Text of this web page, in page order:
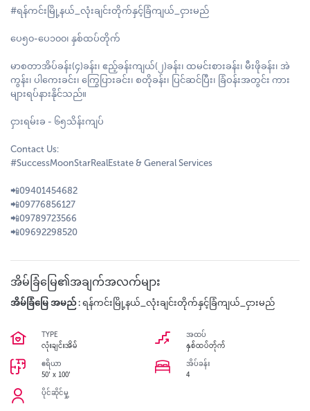
#ရန်ကင်းမြို့နယ်_လုံးချင်းတိုက်နှင့်ခြံကျယ်_ငှားမည်
ပေ၅၀-ပေ၁၀၀၊ နှစ်ထပ်တိုက်
မာစတာအိပ်ခန်း(၄)ခန်း၊ ဧည့်ခန်းကျယ်(၂)ခန်း၊ ထမင်းစားခန်း၊ မီးဖိုခန်း၊ အဲ
ကွန်း၊ ပါကေးခင်း၊ ကြွေပြားခင်း၊ စတိုခန်း၊ ပြင်ဆင်ပြီး၊ ခြံဝန်းအတွင်း ကား
များရပ်နားနိုင်သည်။
ငှားရမ်းခ - ၆၅သိန်းကျပ်
Contact Us:
#SuccessMoonStarRealEstate & General Services
📲09401454682
📲09776856127
📲09789723566
📲09692298520
အိမ်ခြံမြေ၏အချက်အလက်များ
အိမ်ခြံမြေ အမည် : ရန်ကင်းမြို့နယ်_လုံးချင်းတိုက်နှင့်ခြံကျယ်_ငှားမည်
TYPE
လုံးချင်းအိမ်
အထပ်
နှစ်ထပ်တ်ုက်
ဧရိယာ
50' x 100'
အိပ်ခန်း
4
ပိုင်ဆိုင်မှု့